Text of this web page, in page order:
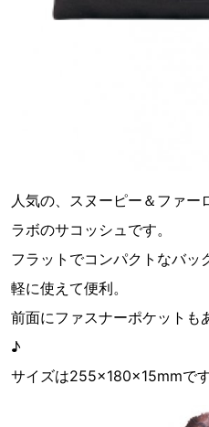
人気の、スヌーピー＆ファー
ラボのサコッシュです。
フラットでコンパクトなバッ
軽に使えて便利。
前面にファスナーポケットも
♪
サイズは255×180×15mmです